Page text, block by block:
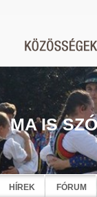
MA IS
HÍREK FÓRUM